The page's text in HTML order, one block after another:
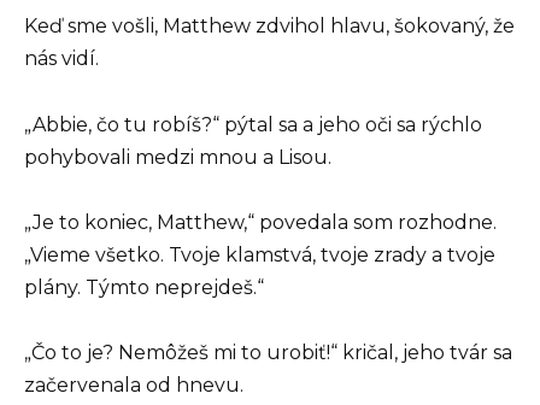
Keď sme vošli, Matthew zdvihol hlavu, šokovaný, že
nás vidí.
„Abbie, čo tu robíš?“ pýtal sa a jeho oči sa rýchlo
pohybovali medzi mnou a Lisou.
„Je to koniec, Matthew,“ povedala som rozhodne.
„Vieme všetko. Tvoje klamstvá, tvoje zrady a tvoje
plány. Týmto neprejdeš.“
„Čo to je? Nemôžeš mi to urobiť!“ kričal, jeho tvár sa
začervenala od hnevu.